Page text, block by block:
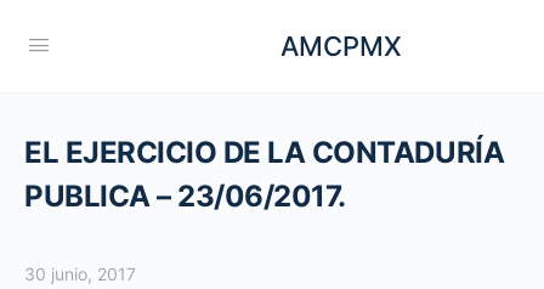
AMCPMX
EL EJERCICIO DE LA CONTADURÍA
PUBLICA – 23/06/2017.
30 junio, 2017